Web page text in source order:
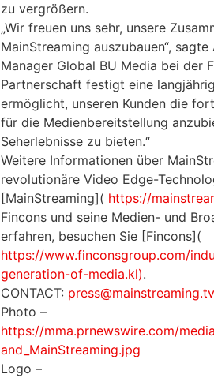
zu vergrößern.
„Wir freuen uns sehr, unsere
MainStreaming auszubauen“,
Manager Global BU Media bei der
Partnerschaft festigt eine
ermöglicht, unseren Kunden die
für die Medienbereitstellung
Seherlebnisse zu bieten.“
Weitere Informationen über
revolutionäre Video Edge-
[MainStreaming]( https://
Fincons und seine Medien- und
erfahren, besuchen Sie [Fincons](
https://www.finconsgroup.com/
generation-of-media.kl).
CONTACT: press@mainstreaming.tv
Photo –
https://mma.prnewswire.com/
and_MainStreaming.jpg
Logo –